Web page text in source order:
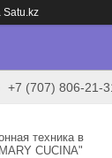
Satu.kz
+7 (707) 806-21-
техника в
CUCINA"